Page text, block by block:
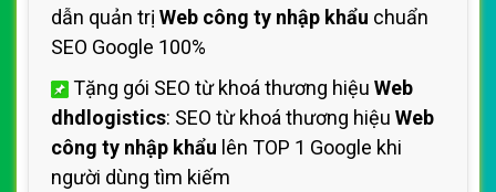
dẫn quản trị Web công ty nhập khẩu chuẩn
SEO Google 100%
Tặng gói SEO từ khoá thương hiệu Web
dhdlogistics: SEO từ khoá thương hiệu Web
công ty nhập khẩu lên TOP 1 Google khi
người dùng tìm kiếm